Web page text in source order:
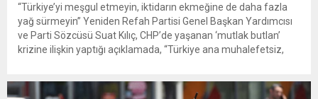
“Türkiye’yi meşgul etmeyin, iktidarın ekmeğine de daha fazla
yağ sürmeyin” Yeniden Refah Partisi Genel Başkan Yardımcısı
ve Parti Sözcüsü Suat Kılıç, CHP’de yaşanan ‘mutlak butlan’
krizine ilişkin yaptığı açıklamada, “Türkiye ana muhalefetsiz,
olun. Türkiye’yi...